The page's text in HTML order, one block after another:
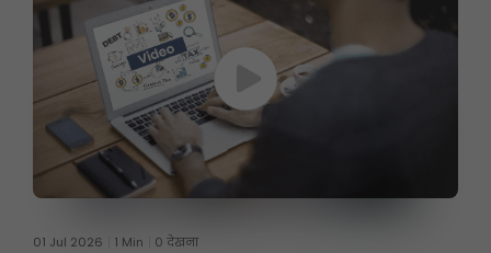
01 Jul 2026 1 Min 0 देखना